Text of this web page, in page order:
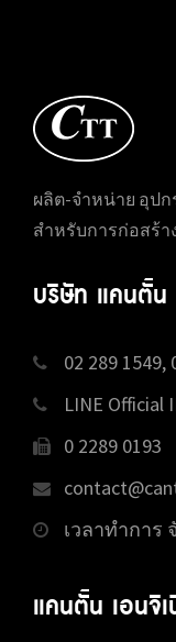
ผลิต-จำหน่าย อุป
สำหรับการก่อสร้
บริษัท แคนตั้น
02 289 1549,
LINE Official
0 2289 0193
เวลาทำการ
แคนตั้น เอนจิเ